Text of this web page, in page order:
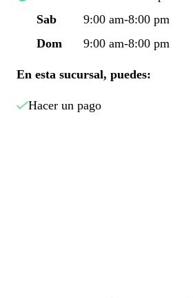
Sab
9:00 am-8:00 pm
Dom
9:00 am-8:00 pm
En esta sucursal, puedes:
Hacer un pago